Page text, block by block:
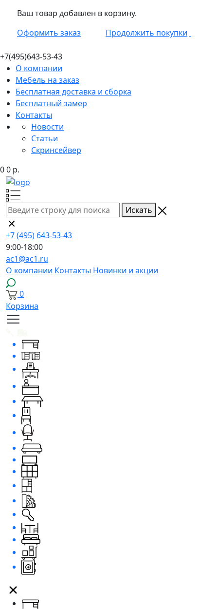
Ваш товар добавлен в корзину.
Оформить заказ
Продолжить покупки
+7(495)643-53-43
О компании
Мебель на заказ
Бесплатная доставка и сборка
Бесплатный замер
Контакты
Новости
Статьи
Скринсейвер
00 р.
Искать
+7 (495) 643-53-43
9:00-18:00
ac1@ac1.ru
О компании Контакты Новинки и акции
0
Корзина